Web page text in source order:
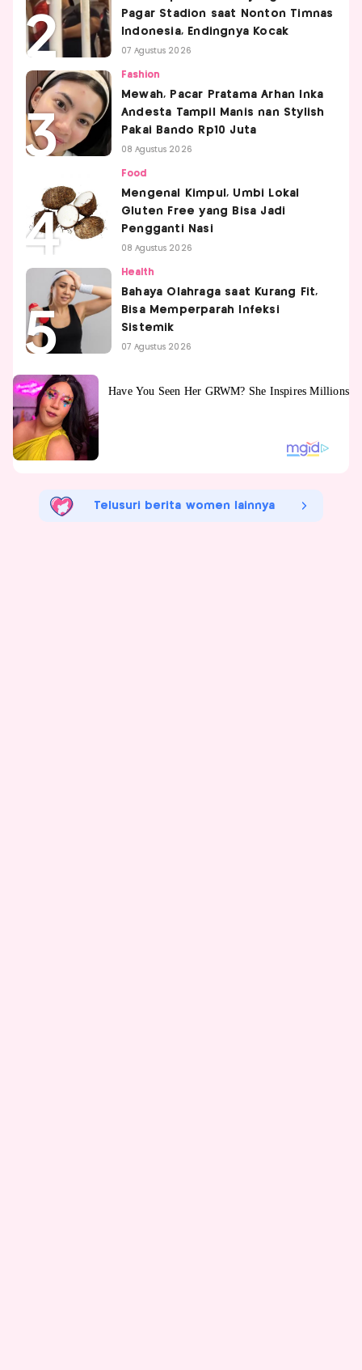
Pagar Stadion saat Nonton Timnas
Indonesia, Endingnya Kocak
07 Agustus 2026
Fashion
Mewah, Pacar Pratama Arhan Inka
Andesta Tampil Manis nan Stylish
Pakai Bando Rp10 Juta
08 Agustus 2026
Food
Mengenal Kimpul, Umbi Lokal
Gluten Free yang Bisa Jadi
Pengganti Nasi
08 Agustus 2026
Health
Bahaya Olahraga saat Kurang Fit,
Bisa Memperparah Infeksi
Sistemik
07 Agustus 2026
Telusuri berita women lainnya